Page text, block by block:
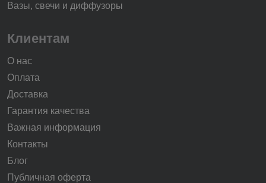
Вазы, свечи и диффузоры
Клиентам
О нас
Оплата
Доставка
Гарантия качества
Важная информация
Контакты
Блог
Публичная оферта